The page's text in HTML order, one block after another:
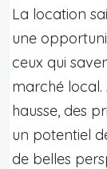
La location
une
ceux qui
marché local.
hausse, des
un potentiel
de belles